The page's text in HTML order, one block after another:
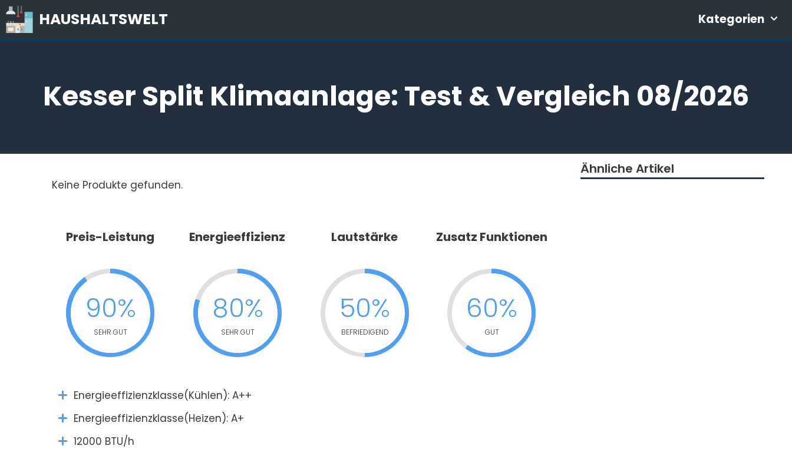
Zum
Inhalt
springen
HAUSHALTSWELT Kategorien
Kesser Split Klimaanlage: Test & Vergleich 08/2026
Keine Produkte gefunden.
Preis-Leistung
90%
SEHR GUT
Energieeffizienz
80%
SEHR GUT
Lautstärke
50%
BEFRIEDIGEND
Zusatz Funktionen
60%
GUT
Energieeffizienzklasse(Kühlen): A++
Energieeffizienzklasse(Heizen): A+
12000 BTU/h
Ähnliche Artikel